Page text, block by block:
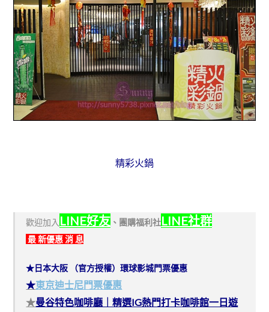
精彩火鍋
歡迎加入 LINE好友 、 團購福利社LINE社群
最 新優惠 消 息
★日本大阪 （官方授權）環球影城門票優惠
★東京迪士尼門票優惠
★曼谷特色咖啡廳｜精選IG熱門打卡咖啡館一日遊